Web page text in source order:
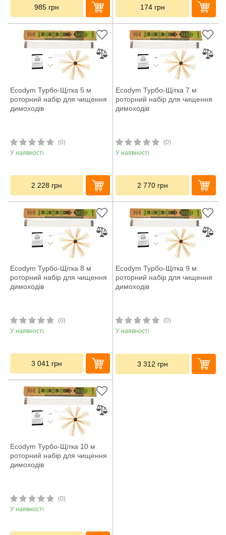
985 грн 174 грн
Ecodym Турбо-Щітка 5 м
роторний набір для чищення
димоходів
(0)
У наявності
2 228 грн
Ecodym Турбо-Щітка 7 м
роторний набір для чищення
димоходів
(0)
У наявності
2 770 грн
Ecodym Турбо-Щітка 8 м
роторний набір для чищення
димоходів
(0)
У наявності
3 041 грн
Ecodym Турбо-Щітка 9 м
роторний набір для чищення
димоходів
(0)
У наявності
3 312 грн
Ecodym Турбо-Щітка 10 м
роторний набір для чищення
димоходів
(0)
У наявності